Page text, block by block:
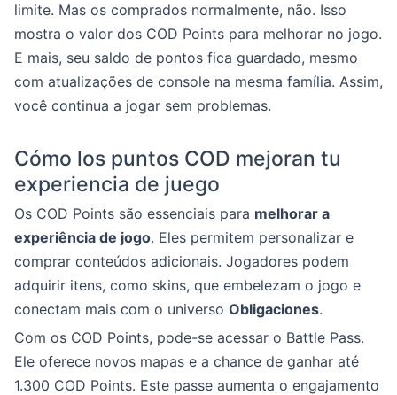
limite. Mas os comprados normalmente, não. Isso
mostra o valor dos COD Points para melhorar no jogo.
E mais, seu saldo de pontos fica guardado, mesmo
com atualizações de console na mesma família. Assim,
você continua a jogar sem problemas.
Cómo los puntos COD mejoran tu
experiencia de juego
Os COD Points são essenciais para melhorar a
experiência de jogo. Eles permitem personalizar e
comprar conteúdos adicionais. Jogadores podem
adquirir itens, como skins, que embelezam o jogo e
conectam mais com o universo Obligaciones.
Com os COD Points, pode-se acessar o Battle Pass.
Ele oferece novos mapas e a chance de ganhar até
1.300 COD Points. Este passe aumenta o engajamento